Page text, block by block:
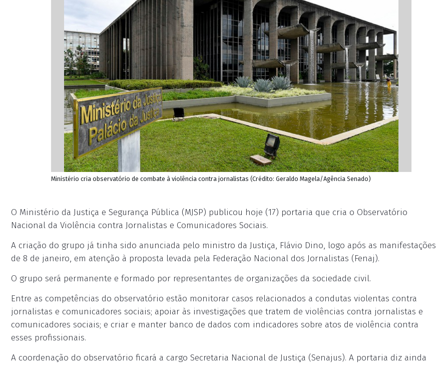
Ministério cria observatório de combate à violência contra jornalistas (Crédito: Geraldo Magela/Agência Senado)
O Ministério da Justiça e Segurança Pública (MJSP) publicou hoje (17) portaria que cria o Observatório
Nacional da Violência contra Jornalistas e Comunicadores Sociais.
A criação do grupo já tinha sido anunciada pelo ministro da Justiça, Flávio Dino, logo após as manifestações
de 8 de janeiro, em atenção à proposta levada pela Federação Nacional dos Jornalistas (Fenaj).
O grupo será permanente e formado por representantes de organizações da sociedade civil.
Entre as competências do observatório estão monitorar casos relacionados a condutas violentas contra
jornalistas e comunicadores sociais; apoiar às investigações que tratem de violências contra jornalistas e
comunicadores sociais; e criar e manter banco de dados com indicadores sobre atos de violência contra
esses profissionais.
A coordenação do observatório ficará a cargo Secretaria Nacional de Justiça (Senajus). A portaria diz ainda